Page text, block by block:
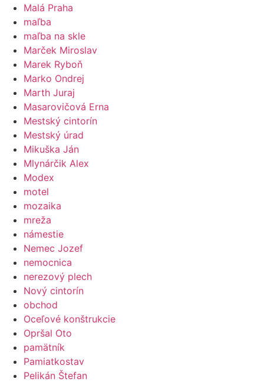
Malá Praha
maľba
maľba na skle
Marček Miroslav
Marek Ryboň
Marko Ondrej
Marth Juraj
Masarovičová Erna
Mestský cintorín
Mestský úrad
Mikuška Ján
Mlynárčik Alex
Modex
motel
mozaika
mreža
námestie
Nemec Jozef
nemocnica
nerezový plech
Nový cintorín
obchod
Oceľové konštrukcie
Opršal Oto
pamätník
Pamiatkostav
Pelikán Štefan